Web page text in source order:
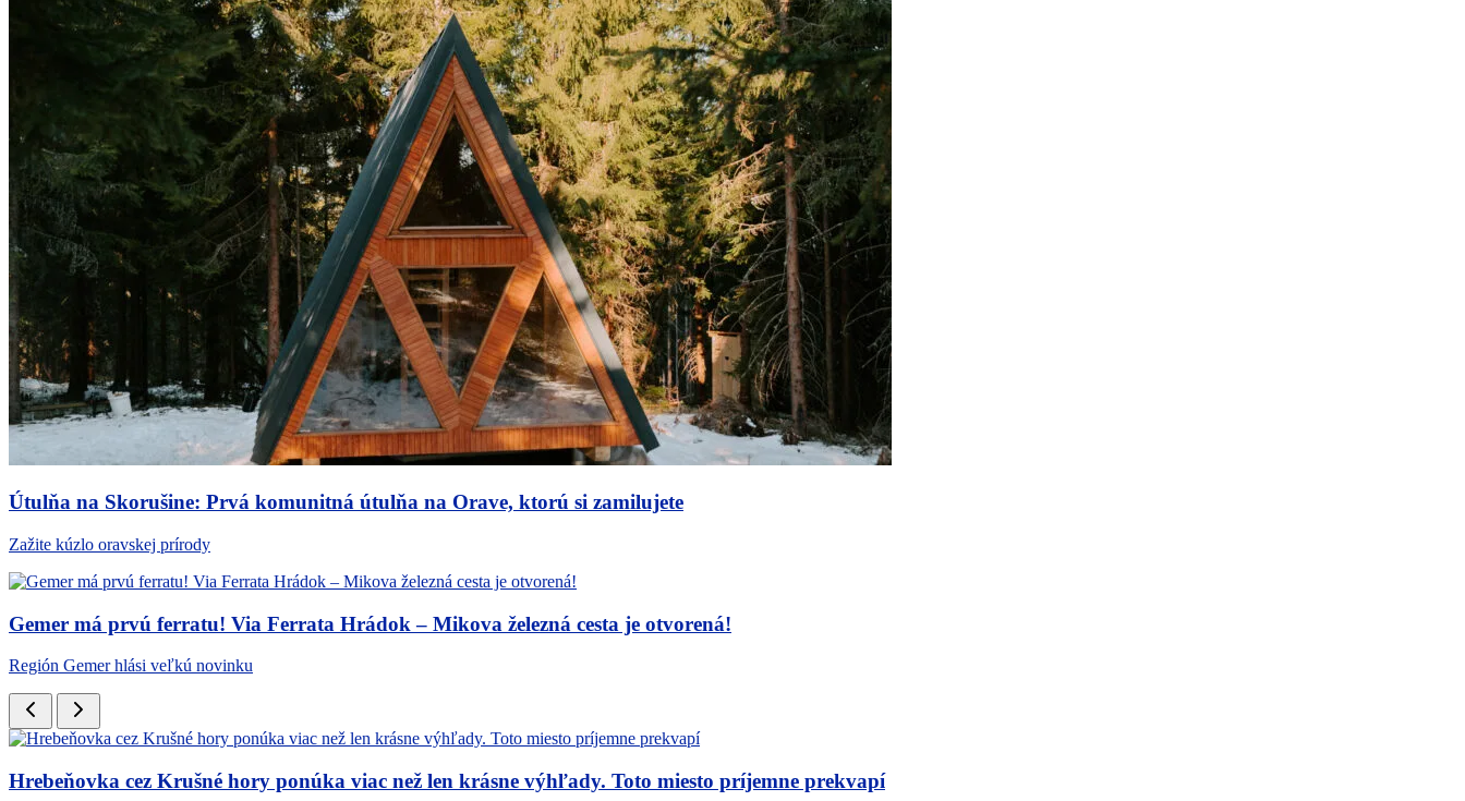
Útulňa na Skorušine: Prvá komunitná útulňa na Orave, ktorú si zamilujete
Zažite kúzlo oravskej prírody
Gemer má prvú ferratu! Via Ferrata Hrádok – Mikova železná cesta je otvorená!
Región Gemer hlási veľkú novinku
Hrebeňovka cez Krušné hory ponúka viac než len krásne výhľady. Toto miesto príjemne prekvapí